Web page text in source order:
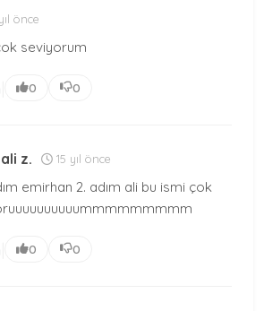
önce
seviyorum
0 0
z. 15 yıl önce
emirhan 2. adım ali bu ismi çok
0 0